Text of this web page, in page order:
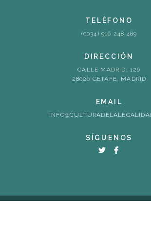
TELÉFONO
(0034) 916 248 489
DIRECCIÓN
CALLE MADRID, 126
28026 GETAFE, MADRID
EMAIL
SÍGUENOS